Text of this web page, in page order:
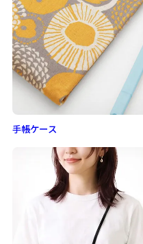
手帳ケース